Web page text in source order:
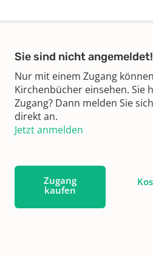
Sie sind nicht angemeldet!
Nur mit einem Zugang
Kirchenbücher einsehen. Sie
Zugang? Dann melden Sie
direkt an.
Jetzt anmelden
Zugang
kaufen